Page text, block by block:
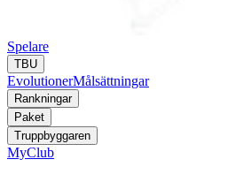
Spelare
TBU
EvolutionerMålsättningar
Rankningar
Paket
Truppbyggaren
MyClub